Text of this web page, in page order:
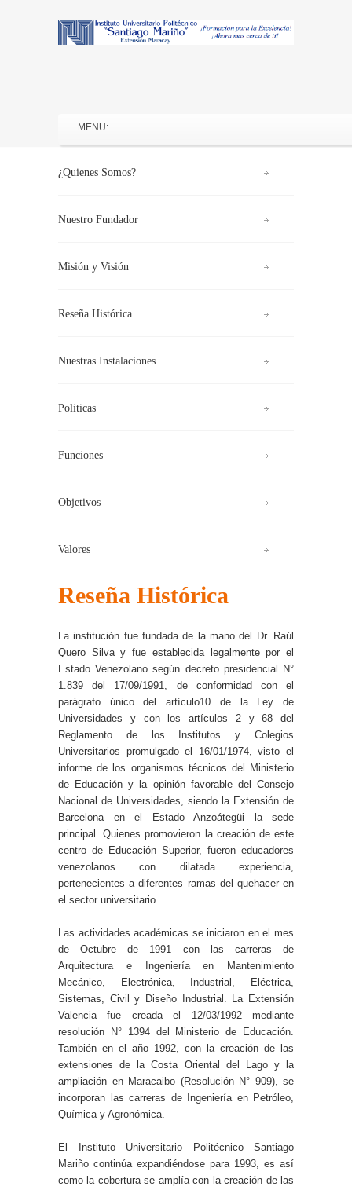
¿Quienes Somos?
Nuestro Fundador
Misión y Visión
Reseña Histórica
Nuestras Instalaciones
Politicas
Funciones
Objetivos
Valores
Reseña Histórica
La institución fue fundada de la mano del Dr. Raúl
Quero Silva y fue establecida legalmente por el
Estado Venezolano según decreto presidencial N°
1.839 del 17/09/1991, de conformidad con el
parágrafo único del artículo10 de la Ley de
Universidades y con los artículos 2 y 68 del
Reglamento de los Institutos y Colegios
Universitarios promulgado el 16/01/1974, visto el
informe de los organismos técnicos del Ministerio
de Educación y la opinión favorable del Consejo
Nacional de Universidades, siendo la Extensión de
Barcelona en el Estado Anzoátegüi la sede
principal. Quienes promovieron la creación de este
centro de Educación Superior, fueron educadores
venezolanos con dilatada experiencia,
pertenecientes a diferentes ramas del quehacer en
el sector universitario.
Las actividades académicas se iniciaron en el mes
de Octubre de 1991 con las carreras de
Arquitectura e Ingeniería en Mantenimiento
Mecánico, Electrónica, Industrial, Eléctrica,
Sistemas, Civil y Diseño Industrial. La Extensión
Valencia fue creada el 12/03/1992 mediante
resolución N° 1394 del Ministerio de Educación.
También en el año 1992, con la creación de las
extensiones de la Costa Oriental del Lago y la
ampliación en Maracaibo (Resolución N° 909), se
incorporan las carreras de Ingeniería en Petróleo,
Química y Agronómica.
El Instituto Universitario Politécnico Santiago
Mariño continúa expandiéndose para 1993, es así
como la cobertura se amplía con la creación de las